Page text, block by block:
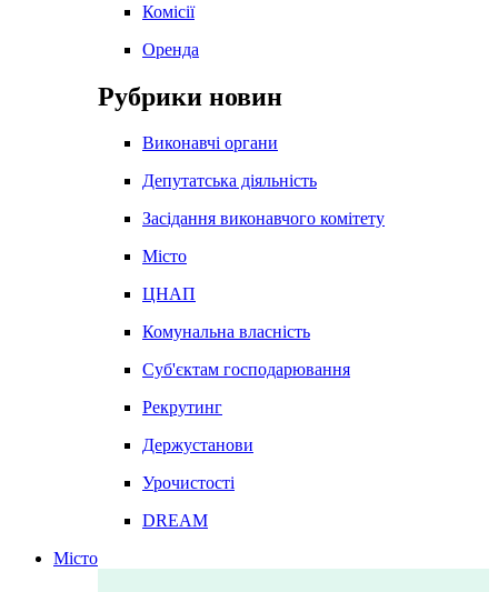
Комісії
Оренда
Рубрики новин
Виконавчі органи
Депутатська діяльність
Засідання виконавчого комітету
Місто
ЦНАП
Комунальна власність
Суб'єктам господарювання
Рекрутинг
Держустанови
Урочистості
DREAM
Місто